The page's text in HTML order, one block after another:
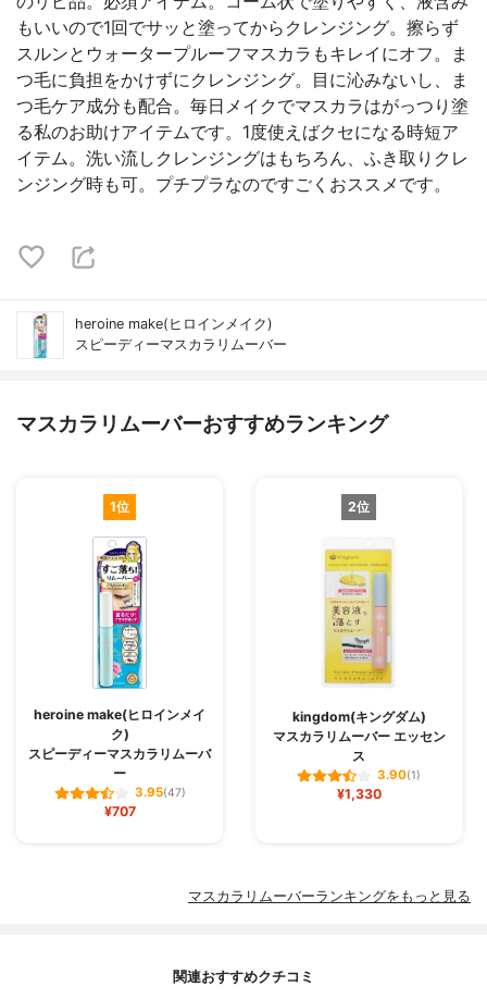
もいいので1回でサッと塗ってからクレンジング。擦らず
スルンとウォータープルーフマスカラもキレイにオフ。ま
つ毛に負担をかけずにクレンジング。目に沁みないし、ま
つ毛ケア成分も配合。毎日メイクでマスカラはがっつり塗
る私のお助けアイテムです。1度使えばクセになる時短ア
イテム。洗い流しクレンジングはもちろん、ふき取りクレ
ンジング時も可。プチプラなのですごくおススメです。
heroine make(ヒロインメイク)
スピーディーマスカラリムーバー
マスカラリムーバーおすすめランキング
1位
heroine make(ヒロインメイ
ク)
スピーディーマスカラリムーバ
ー
3.95(47)
¥707
2位
kingdom(キングダム)
マスカラリムーバー エッセン
ス
3.90(1)
¥1,330
マスカラリムーバーランキングをもっと見る
関連おすすめクチコミ